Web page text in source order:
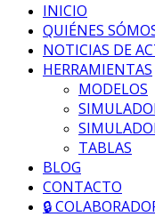
INICIO
QUIÉNES
NOTICIAS DE
HERRAMIENTAS
MODELOS
TABLAS
BLOG
CONTACTO
🔒